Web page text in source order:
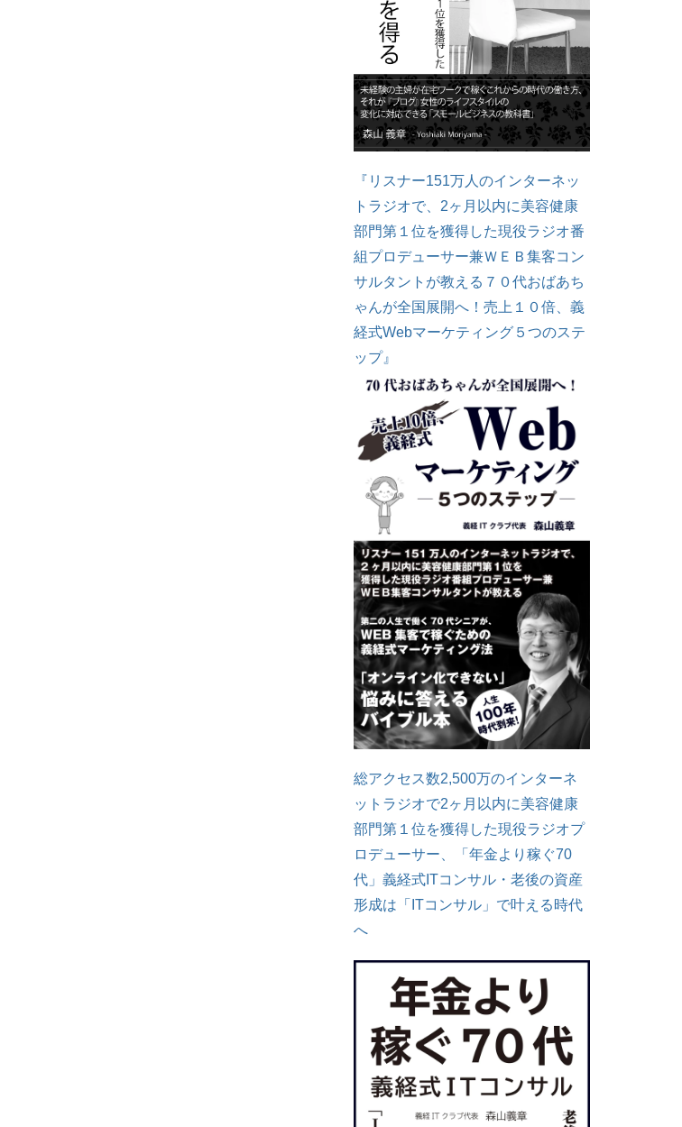
『リスナー151万人のインターネッ
トラジオで、2ヶ月以内に美容健康
部門第１位を獲得した現役ラジオ番
組プロデューサー兼ＷＥＢ集客コン
サルタントが教える７０代おばあち
ゃんが全国展開へ！売上１０倍、義
経式Webマーケティング５つのステ
ップ』
総アクセス数2,500万のインターネ
ットラジオで2ヶ月以内に美容健康
部門第１位を獲得した現役ラジオプ
ロデューサー、「年金より稼ぐ70
代」義経式ITコンサル・老後の資産
形成は「ITコンサル」で叶える時代
へ